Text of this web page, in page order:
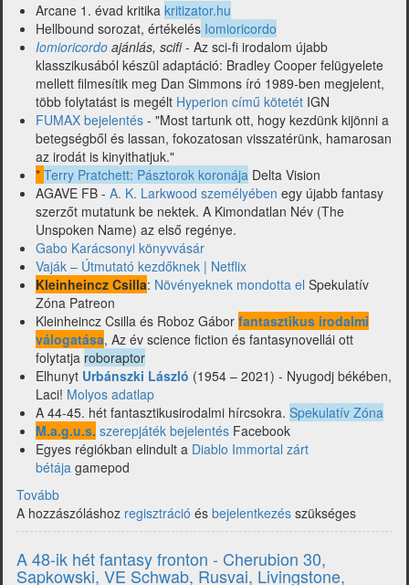
Arcane 1. évad kritika kritizator.hu
Hellbound sorozat, értékelés Iomioricordo
Iomioricordo ajánlás, scifi- Az sci-fi irodalom újabb
klasszikusából készül adaptáció: Bradley Cooper felügyelete
mellett filmesítik meg Dan Simmons író 1989-ben megjelent,
több folytatást is megélt Hyperion című kötetét IGN
FUMAX bejelentés - "Most tartunk ott, hogy kezdünk kijönni a
betegségből és lassan, fokozatosan visszatérünk, hamarosan
az irodát is kinyithatjuk."
* Terry Pratchett: Pásztorok koronája Delta Vision
AGAVE FB - A. K. Larkwood személyében egy újabb fantasy
szerzőt mutatunk be nektek. A Kimondatlan Név (The
Unspoken Name) az első regénye.
Gabo Karácsonyi könyvvásár
Vaják – Útmutató kezdőknek | Netflix
Kleinheincz Csilla: Növényeknek mondotta el Spekulatív
Zóna Patreon
Kleinheincz Csilla és Roboz Gábor fantasztikus irodalmi
válogatása, Az év science fiction és fantasynovellái ott
folytatja roboraptor
Elhunyt Urbánszki László (1954 – 2021) - Nyugodj békében,
Laci! Molyos adatlap
A 44-45. hét fantasztikusirodalmi hírcsokra. Spekulatív Zóna
M.a.g.u.s. szerepjáték bejelentés Facebook
Egyes régiókban elindult a Diablo Immortal zárt
bétája gamepod
Tovább
a
49.
hét
-
A hozzászóláshoz regisztráció és bejelentkezés szükséges
A 48-ik hét fantasy fronton - Cherubion 30,
Sapkowski, VE Schwab, Rusvai, Livingstone,